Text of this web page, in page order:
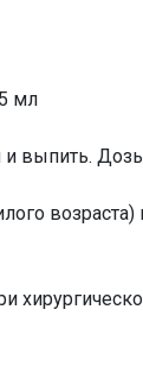
мл
выпить.